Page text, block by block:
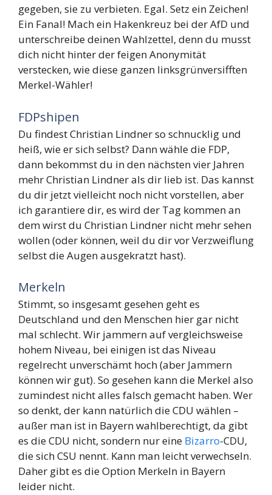
gegeben, sie zu verbieten. Egal. Setz ein Zeichen!
Ein Fanal! Mach ein Hakenkreuz bei der AfD und
unterschreibe deinen Wahlzettel, denn du musst
dich nicht hinter der feigen Anonymität
verstecken, wie diese ganzen linksgrünversifften
Merkel-Wähler!
FDPshipen
Du findest Christian Lindner so schnucklig und
heiß, wie er sich selbst? Dann wähle die FDP,
dann bekommst du in den nächsten vier Jahren
mehr Christian Lindner als dir lieb ist. Das kannst
du dir jetzt vielleicht noch nicht vorstellen, aber
ich garantiere dir, es wird der Tag kommen an
dem wirst du Christian Lindner nicht mehr sehen
wollen (oder können, weil du dir vor Verzweiflung
selbst die Augen ausgekratzt hast).
Merkeln
Stimmt, so insgesamt gesehen geht es
Deutschland und den Menschen hier gar nicht
mal schlecht. Wir jammern auf vergleichsweise
hohem Niveau, bei einigen ist das Niveau
regelrecht unverschämt hoch (aber Jammern
können wir gut). So gesehen kann die Merkel also
zumindest nicht alles falsch gemacht haben. Wer
so denkt, der kann natürlich die CDU wählen –
außer man ist in Bayern wahlberechtigt, da gibt
es die CDU nicht, sondern nur eine Bizarro-CDU,
die sich CSU nennt. Kann man leicht verwechseln.
Daher gibt es die Option Merkeln in Bayern
leider nicht.